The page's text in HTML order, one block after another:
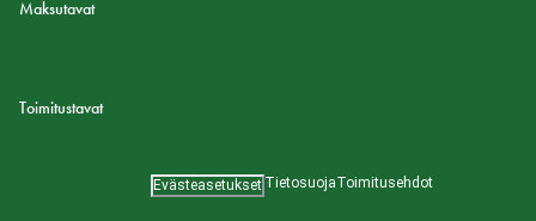
Maksutavat
Toimitustavat
Evästeasetukset TietosuojaToimitusehdot